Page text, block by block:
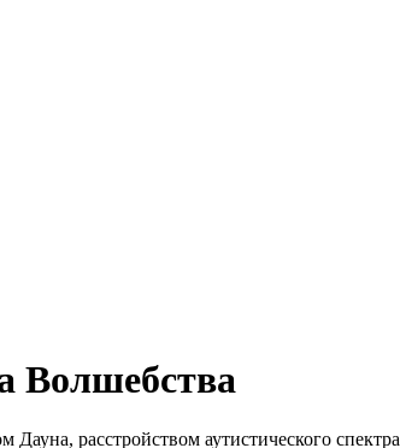
Волшебства
Дауна, расстройством аутистического спектра